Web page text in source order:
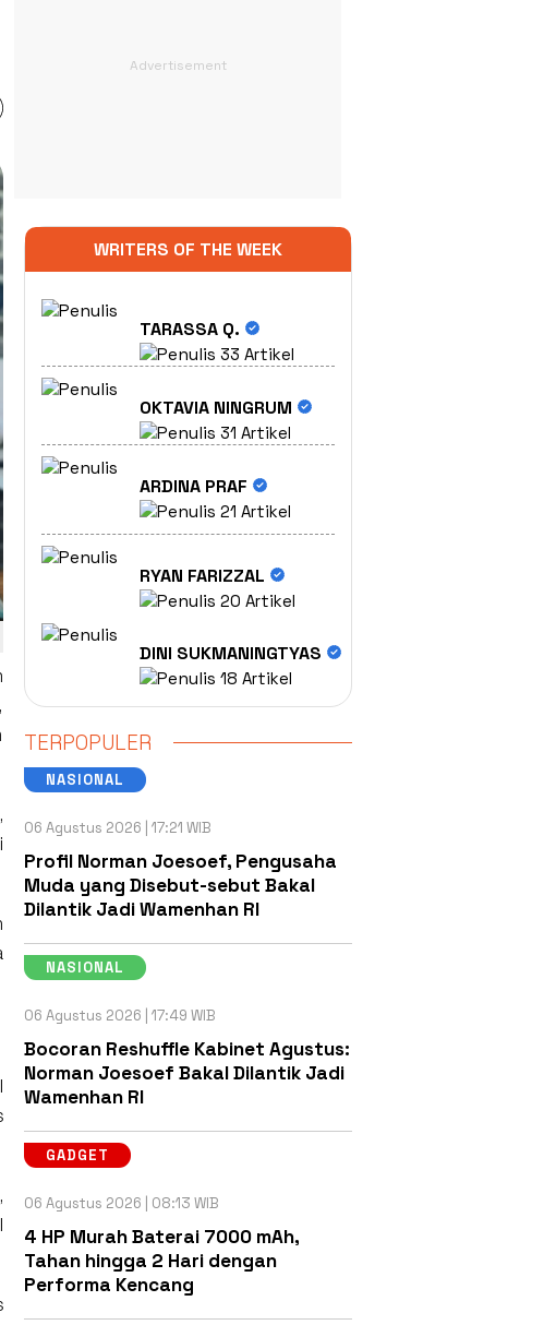
WRITERS OF THE WEEK
TARASSA Q.
33 Artikel
OKTAVIA NINGRUM
31 Artikel
ARDINA PRAF
21 Artikel
RYAN FARIZZAL
20 Artikel
DINI SUKMANINGTYAS
18 Artikel
TERPOPULER
NASIONAL
06 Agustus 2026 | 17:21 WIB
Profil Norman Joesoef, Pengusaha
Muda yang Disebut-sebut Bakal
Dilantik Jadi Wamenhan RI
NASIONAL
06 Agustus 2026 | 17:49 WIB
Bocoran Reshuffle Kabinet Agustus:
Norman Joesoef Bakal Dilantik Jadi
Wamenhan RI
GADGET
06 Agustus 2026 | 08:13 WIB
4 HP Murah Baterai 7000 mAh,
Tahan hingga 2 Hari dengan
Performa Kencang